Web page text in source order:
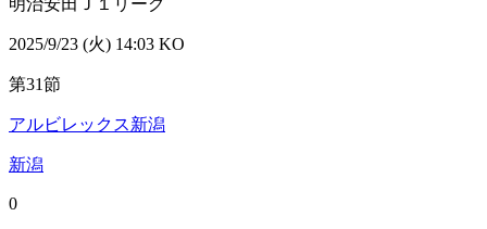
2025/9/23 (火) 14:03 KO
第31節
アルビレックス新潟
新潟
0